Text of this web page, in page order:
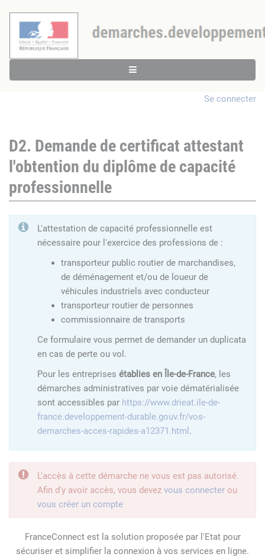
Se connecter
D2. Demande de certificat attestant
l'obtention du diplôme de capacité
professionnelle
L'attestation de capacité professionnelle est
nécessaire pour l'exercice des professions de :
transporteur public routier de marchandises,
de déménagement et/ou de loueur de
véhicules industriels avec conducteur
transporteur routier de personnes
commissionnaire de transports
Ce formulaire vous permet de demander un duplicata
en cas de perte ou vol.
Pour les entreprises établies en Île-de-France, les
démarches administratives par voie dématérialisée
sont accessibles par https://www.drieat.ile-de-
france.developpement-durable.gouv.fr/vos-
demarches-acces-rapides-a12371.html .
L'accès à cette démarche ne vous est pas autorisé.
Afin d'y avoir accès, vous devez vous connecter ou
vous créer un compte
FranceConnect est la solution proposée par l'Etat pour
sécuriser et simplifier la connexion à vos services en ligne.